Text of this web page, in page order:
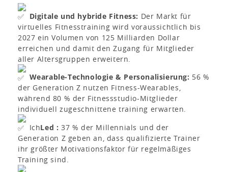
Digitale und hybride Fitness: Der Markt für
virtuelles Fitnesstraining wird voraussichtlich bis
2027 ein Volumen von 125 Milliarden Dollar
erreichen und damit den Zugang für Mitglieder
aller Altersgruppen erweitern.
Wearable-Technologie & Personalisierung: 56 %
der Generation Z nutzen Fitness-Wearables,
während 80 % der Fitnessstudio-Mitglieder
individuell zugeschnittene training erwarten.
IchLed : 37 % der Millennials und der
Generation Z geben an, dass qualifizierte Trainer
ihr größter Motivationsfaktor für regelmäßiges
Training sind.